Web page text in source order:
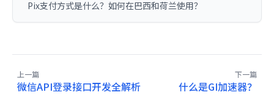
Pix支付方式是什么？如何在巴西和荷兰使用？
上一篇
微信API登录接口开发全解析
下一篇
什么是GI加速器？